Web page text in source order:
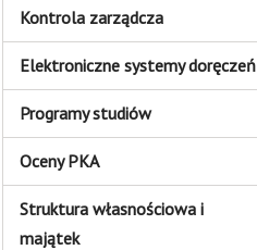
Kontrola zarządcza
Elektroniczne systemy doręczeń
Programy studiów
Oceny PKA
Struktura własnościowa i
majątek